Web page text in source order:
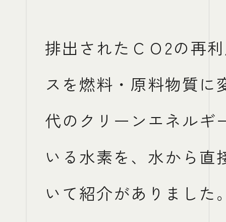
排出されたＣＯ2の再
スを燃料・原料物質に
代のクリーンエネルギ
いる水素を、水から直
いて紹介がありました